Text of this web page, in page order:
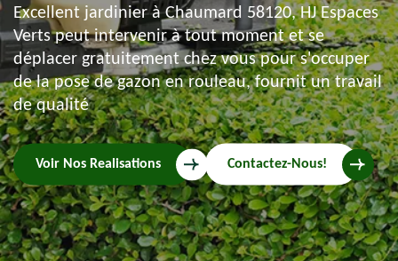
Excellent jardinier à Chaumard 58120, HJ Espaces
Verts peut intervenir à tout moment et se
déplacer gratuitement chez vous pour s'occuper
de la pose de gazon en rouleau, fournit un travail
de qualité
Voir Nos Realisations Contactez-Nous!